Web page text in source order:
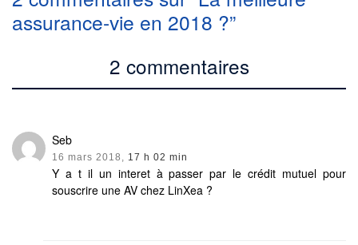
assurance-vie en 2018 ?”
2 commentaires
Seb
16 mars 2018, 17 h 02 min
Y a t il un interet à passer par le crédit mutuel pour
souscrire une AV chez LinXea ?